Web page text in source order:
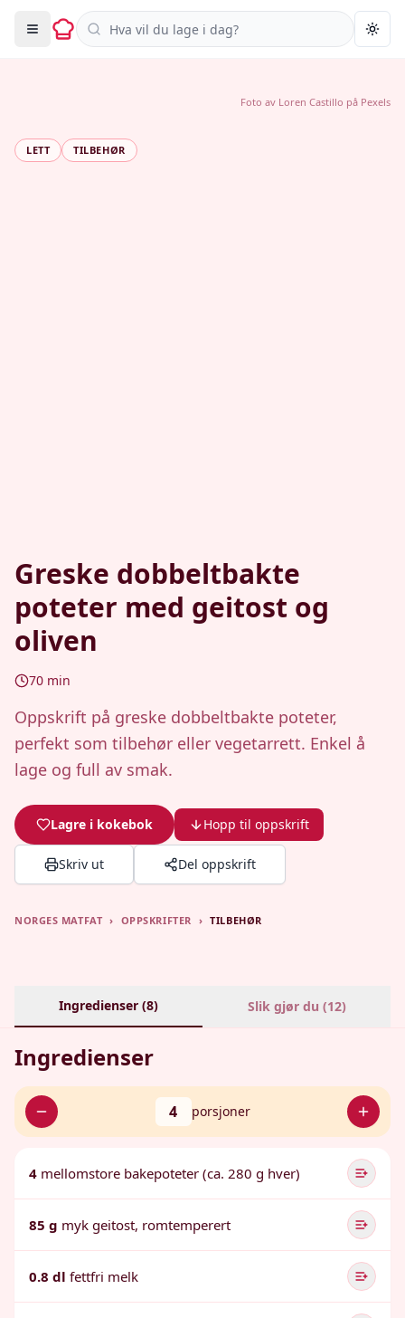
Søk i oppskrifter
LETT TILBEHØR
Greske dobbeltbakte
poteter med geitost og
oliven
70 min
Oppskrift på greske dobbeltbakte poteter,
perfekt som tilbehør eller vegetarrett. Enkel å
lage og full av smak.
Lagre i kokebok Hopp til oppskrift
Skriv ut Del oppskrift
Foto av Loren Castillo på Pexels
NORGES MATFAT › OPPSKRIFTER › TILBEHØR
Ingredienser (8) Slik gjør du (12)
Ingredienser
4 porsjoner
4 mellomstore bakepoteter (ca. 280 g hver)
85 g myk geitost, romtemperert
0.8 dl fettfri melk